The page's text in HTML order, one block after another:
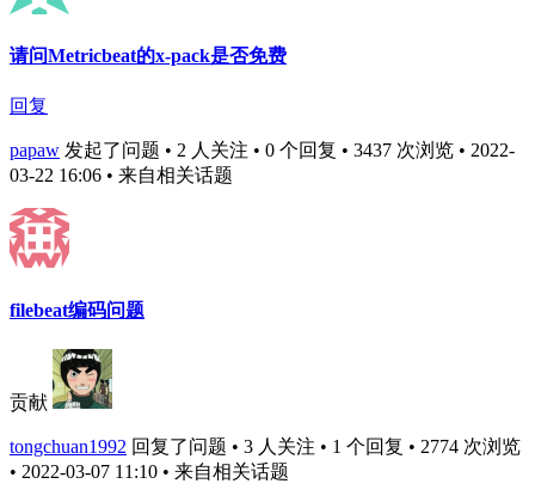
请问Metricbeat的x-pack是否免费
回复
papaw 发起了问题 • 2 人关注 • 0 个回复 • 3437 次浏览 • 2022-
03-22 16:06 • 来自相关话题
filebeat编码问题
贡献
tongchuan1992 回复了问题 • 3 人关注 • 1 个回复 • 2774 次浏览
• 2022-03-07 11:10 • 来自相关话题